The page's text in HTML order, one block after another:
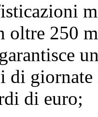
oltre 250
di
di euro;